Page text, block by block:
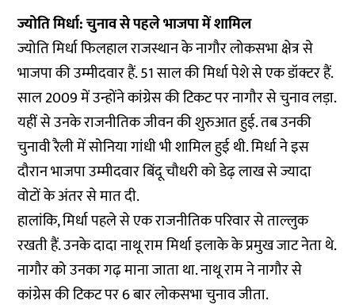
ज्योति मिर्धा: चुनाव से पहले भाजपा में शामिल
ज्योति मिर्धा फिलहाल राजस्थान के नागौर लोकसभा क्षेत्र से
भाजपा की उम्मीदवार हैं. 51 साल की मिर्धा पेशे से एक डॉक्टर हैं.
साल 2009 में उन्होंने कांग्रेस की टिकट पर नागौर से चुनाव लड़ा.
यहीं से उनके राजनीतिक जीवन की शुरुआत हुई. तब उनकी
चुनावी रैली में सोनिया गांधी भी शामिल हुई थी. मिर्धा ने इस
दौरान भाजपा उम्मीदवार बिंदू चौधरी को डेढ़ लाख से ज्यादा
वोटों के अंतर से मात दी.
हालांकि, मिर्धा पहले से एक राजनीतिक परिवार से ताल्लुक
रखती हैं. उनके दादा नाथू राम मिर्था इलाके के प्रमुख जाट नेता थे.
नागौर को उनका गढ़ माना जाता था. नाथू राम ने नागौर से
कांग्रेस की टिकट पर 6 बार लोकसभा चुनाव जीता.